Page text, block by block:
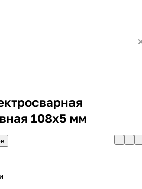
108х5 мм